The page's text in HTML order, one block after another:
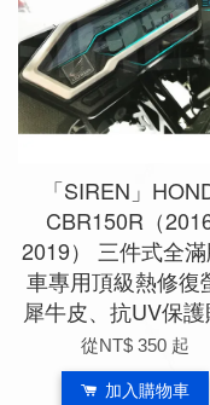
「SIREN」
CBR150R（
2019） 三件式全
車專用頂級熱修復
犀牛皮、抗UV保
從NT$ 350 起
加入購物車